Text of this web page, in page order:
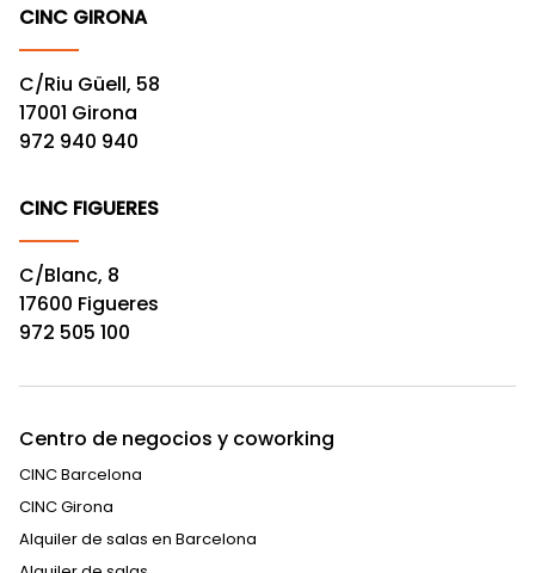
CINC GIRONA
C/Riu Güell, 58
17001 Girona
972 940 940
CINC FIGUERES
C/Blanc, 8
17600 Figueres
972 505 100
Centro de negocios y coworking
CINC Barcelona
CINC Girona
Alquiler de salas en Barcelona